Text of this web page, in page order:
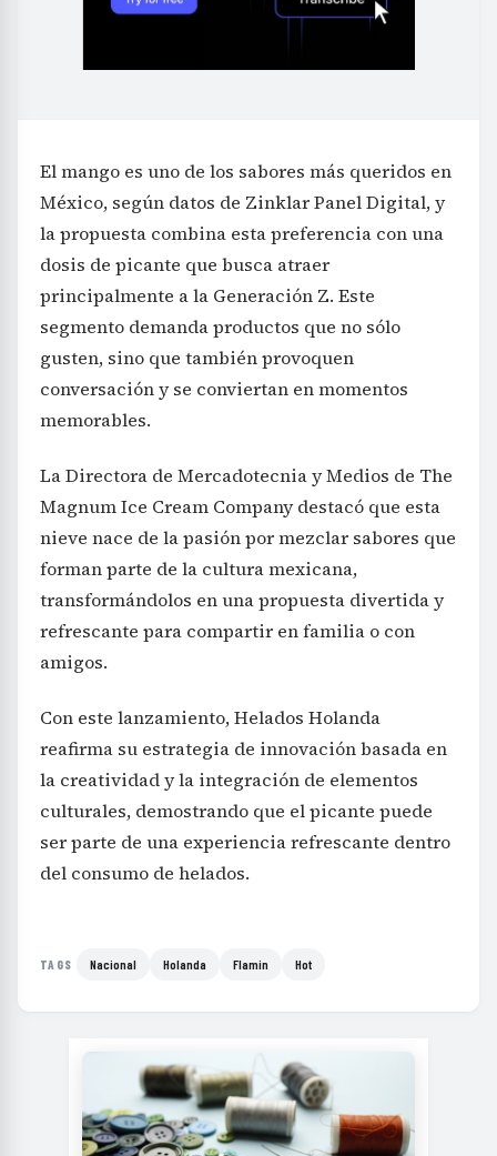
El mango es uno de los sabores más queridos en
México, según datos de Zinklar Panel Digital, y
la propuesta combina esta preferencia con una
dosis de picante que busca atraer
principalmente a la Generación Z. Este
segmento demanda productos que no sólo
gusten, sino que también provoquen
conversación y se conviertan en momentos
memorables.
La Directora de Mercadotecnia y Medios de The
Magnum Ice Cream Company destacó que esta
nieve nace de la pasión por mezclar sabores que
forman parte de la cultura mexicana,
transformándolos en una propuesta divertida y
refrescante para compartir en familia o con
amigos.
Con este lanzamiento, Helados Holanda
reafirma su estrategia de innovación basada en
la creatividad y la integración de elementos
culturales, demostrando que el picante puede
ser parte de una experiencia refrescante dentro
del consumo de helados.
TAGS Nacional Holanda Flamin Hot